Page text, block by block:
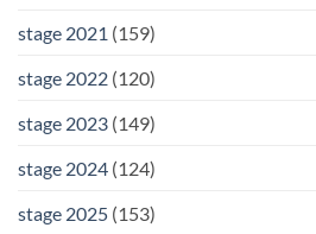
stage 2021 (159)
stage 2022 (120)
stage 2023 (149)
stage 2024 (124)
stage 2025 (153)